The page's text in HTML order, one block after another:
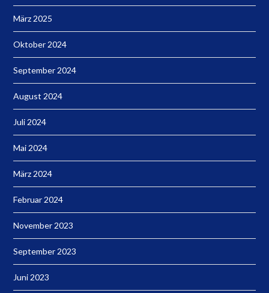
März 2025
Oktober 2024
September 2024
August 2024
Juli 2024
Mai 2024
März 2024
Februar 2024
November 2023
September 2023
Juni 2023